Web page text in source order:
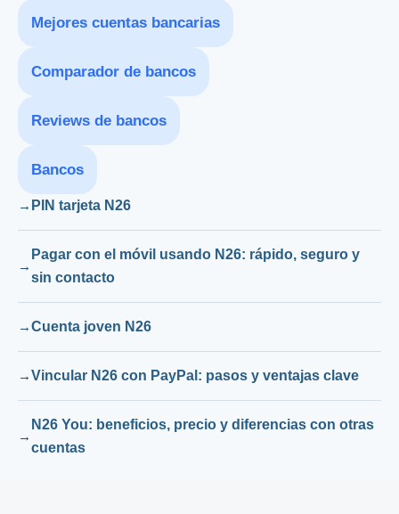
Mejores cuentas bancarias
Comparador de bancos
Reviews de bancos
Bancos
PIN tarjeta N26
Pagar con el móvil usando N26: rápido, seguro y
sin contacto
Cuenta joven N26
Vincular N26 con PayPal: pasos y ventajas clave
N26 You: beneficios, precio y diferencias con otras
cuentas